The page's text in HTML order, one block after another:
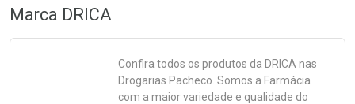
Marca DRICA
Confira todos os produtos da DRICA nas
Drogarias Pacheco. Somos a Farmácia
com a maior variedade e qualidade do